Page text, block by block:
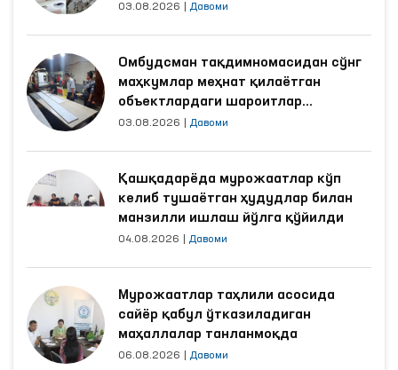
03.08.2026 Давоми
Омбудсман тақдимномасидан сўнг
маҳкумлар меҳнат қилаётган
объектлардаги шароитлар
яхшиланди
03.08.2026 Давоми
Қашқадарёда мурожаатлар кўп
келиб тушаётган ҳудудлар билан
манзилли ишлаш йўлга қўйилди
04.08.2026 Давоми
Мурожаатлар таҳлили асосида
сайёр қабул ўтказиладиган
маҳаллалар танланмоқда
06.08.2026 Давоми